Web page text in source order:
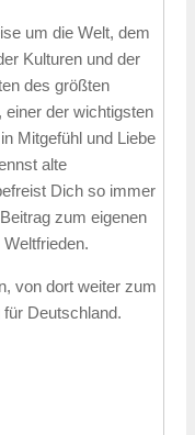
um die Welt, dem
Kulturen und der
des größten
der wichtigsten
Mitgefühl und Liebe
alte
Dich so immer
zum eigenen
von dort weiter zum
Deutschland.